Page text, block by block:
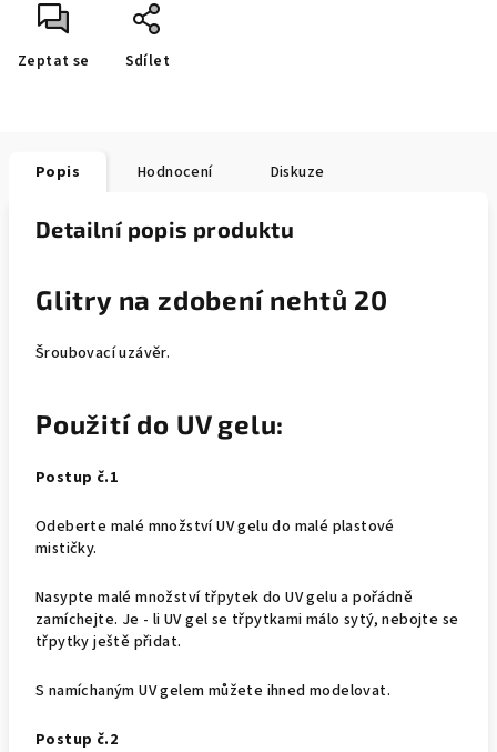
Zeptat se Sdílet
Popis Hodnocení Diskuze
Detailní popis produktu
Glitry na zdobení nehtů 20
Šroubovací uzávěr.
Použití do UV gelu:
Postup č.1
Odeberte malé množství UV gelu do malé plastové
mističky.
Nasypte malé množství třpytek do UV gelu a pořádně
zamíchejte. Je - li UV gel se třpytkami málo sytý, nebojte se
třpytky ještě přidat.
S namíchaným UV gelem můžete ihned modelovat.
Postup č.2